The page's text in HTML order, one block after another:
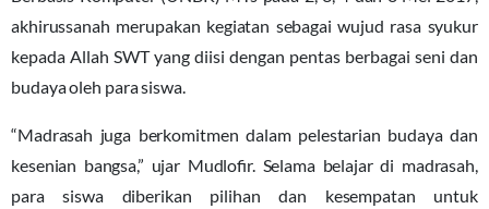
akhirussanah merupakan kegiatan sebagai wujud rasa syukur
kepada Allah SWT yang diisi dengan pentas berbagai seni dan
budaya oleh para siswa.
“Madrasah juga berkomitmen dalam pelestarian budaya dan
kesenian bangsa,” ujar Mudlofir. Selama belajar di madrasah,
para siswa diberikan pilihan dan kesempatan untuk